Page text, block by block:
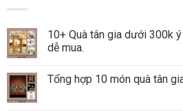
10+ Quà tân gia dưới 300k
dễ mua.
Tổng hợp 10 món quà tân